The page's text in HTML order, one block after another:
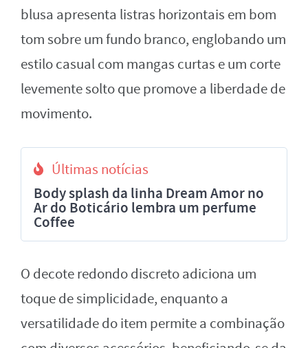
blusa apresenta listras horizontais em bom
tom sobre um fundo branco, englobando um
estilo casual com mangas curtas e um corte
levemente solto que promove a liberdade de
movimento.
Últimas notícias
Body splash da linha Dream Amor no
Ar do Boticário lembra um perfume
Coffee
O decote redondo discreto adiciona um
toque de simplicidade, enquanto a
versatilidade do item permite a combinação